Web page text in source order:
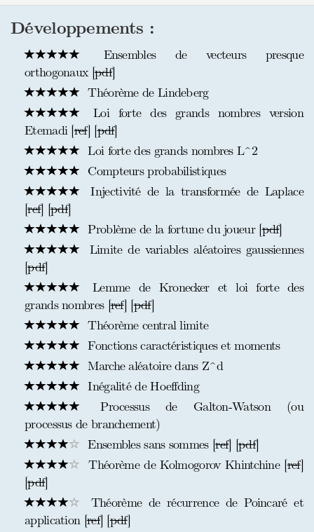
Développements :
Ensembles de vecteurs presque
orthogonaux [pdf]
Théorème de Lindeberg
Loi forte des grands nombres version
Etemadi [ref] [pdf]
Loi forte des grands nombres L^2
Compteurs probabilistiques
Injectivité de la transformée de Laplace
[ref] [pdf]
Problème de la fortune du joueur [pdf]
Limite de variables aléatoires gaussiennes
[pdf]
Lemme de Kronecker et loi forte des
grands nombres [ref] [pdf]
Théorème central limite
Fonctions caractéristiques et moments
Marche aléatoire dans Z^d
Inégalité de Hoeffding
Processus de Galton-Watson (ou
processus de branchement)
Ensembles sans sommes [ref] [pdf]
Théorème de Kolmogorov Khintchine [ref]
[pdf]
Théorème de récurrence de Poincaré et
application [ref] [pdf]